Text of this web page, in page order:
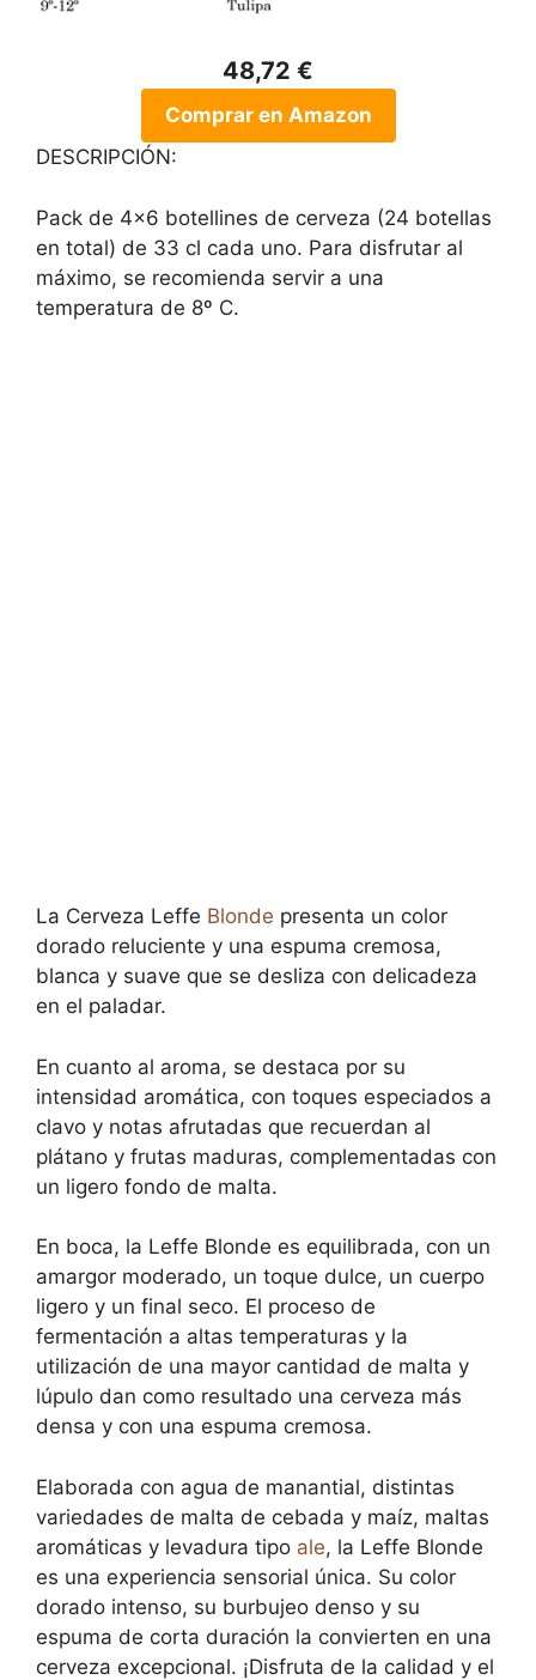
48,72 €
Comprar en Amazon
DESCRIPCIÓN:
Pack de 4×6 botellines de cerveza (24 botellas
en total) de 33 cl cada uno. Para disfrutar al
máximo, se recomienda servir a una
temperatura de 8º C.
La Cerveza Leffe Blonde presenta un color
dorado reluciente y una espuma cremosa,
blanca y suave que se desliza con delicadeza
en el paladar.
En cuanto al aroma, se destaca por su
intensidad aromática, con toques especiados a
clavo y notas afrutadas que recuerdan al
plátano y frutas maduras, complementadas con
un ligero fondo de malta.
En boca, la Leffe Blonde es equilibrada, con un
amargor moderado, un toque dulce, un cuerpo
ligero y un final seco. El proceso de
fermentación a altas temperaturas y la
utilización de una mayor cantidad de malta y
lúpulo dan como resultado una cerveza más
densa y con una espuma cremosa.
Elaborada con agua de manantial, distintas
variedades de malta de cebada y maíz, maltas
aromáticas y levadura tipo ale, la Leffe Blonde
es una experiencia sensorial única. Su color
dorado intenso, su burbujeo denso y su
espuma de corta duración la convierten en una
cerveza excepcional. ¡Disfruta de la calidad y el